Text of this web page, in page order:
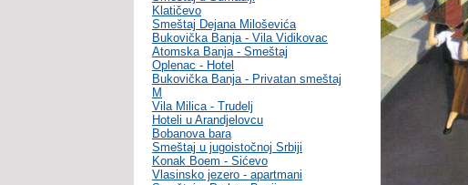
Klatičevo
Smeštaj Dejana Miloševića
Bukovička Banja - Vila Vidikovac
Atomska Banja - Smeštaj
Oplenac - Hotel
Bukovička Banja - Privatan smeštaj
M
Vila Milica - Trudelj
Hoteli u Arandjelovcu
Bobanova bara
Smeštaj u jugoistočnoj Srbiji
Konak Boem - Sićevo
Vlasinsko jezero - apartmani